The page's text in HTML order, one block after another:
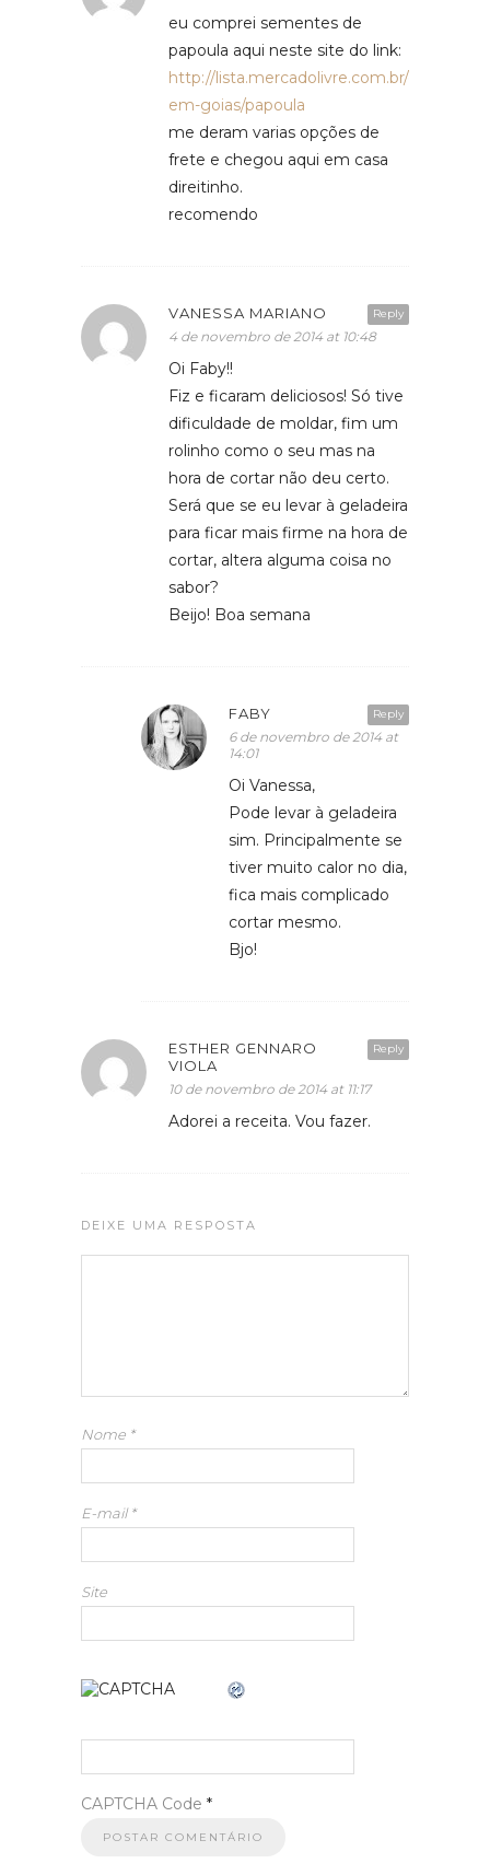
eu comprei sementes de
papoula aqui neste site do link:
http://lista.mercadolivre.com.br/
em-goias/papoula
me deram varias opções de
frete e chegou aqui em casa
direitinho.
recomendo
Reply
VANESSA MARIANO
4 de novembro de 2014 at 10:48
Oi Faby!!
Fiz e ficaram deliciosos! Só tive
dificuldade de moldar, fim um
rolinho como o seu mas na
hora de cortar não deu certo.
Será que se eu levar à geladeira
para ficar mais firme na hora de
cortar, altera alguma coisa no
sabor?
Beijo! Boa semana
Reply
FABY
6 de novembro de 2014 at
14:01
Oi Vanessa,
Pode levar à geladeira
sim. Principalmente se
tiver muito calor no dia,
fica mais complicado
cortar mesmo.
Bjo!
Reply
ESTHER GENNARO
VIOLA
10 de novembro de 2014 at 11:17
Adorei a receita. Vou fazer.
DEIXE UMA RESPOSTA
Nome *
E-mail*
Site
CAPTCHA Code *